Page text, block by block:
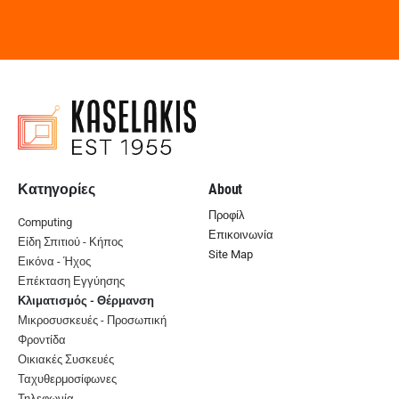
Κατηγορίες
Computing
Είδη Σπιτιού - Κήπος
Εικόνα - Ήχος
Επέκταση Εγγύησης
Κλιματισμός - Θέρμανση
Μικροσυσκευές - Προσωπική
Φροντίδα
Οικιακές Συσκευές
Ταχυθερμοσίφωνες
About
Προφίλ
Επικοινωνία
Site Map